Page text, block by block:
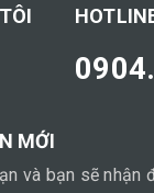
MỚI
và bạn sẽ nhận